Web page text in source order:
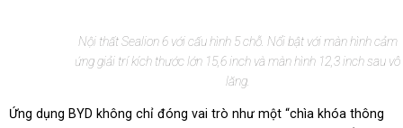
Nội thất Sealion 6 với cấu hình 5 chỗ. Nổi bật với màn hình cảm
ứng giải trí kích thước lớn 15,6 inch và màn hình 12,3 inch sau vô
lăng.
Ứng dụng BYD không chỉ đóng vai trò như một “chìa khóa thông